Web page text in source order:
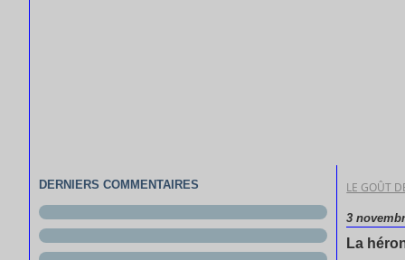
DERNIERS COMMENTAIRES LE GOÛT
3
La